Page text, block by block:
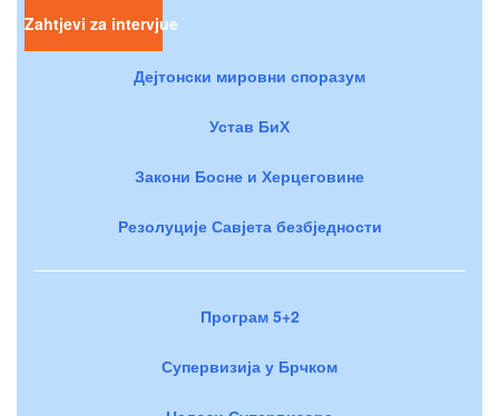
Zahtjevi za intervjue
Дејтонски мировни споразум
Устав БиХ
Закони Босне и Херцеговине
Резолуције Савјета безбједности
Програм 5+2
Супервизија у Брчком